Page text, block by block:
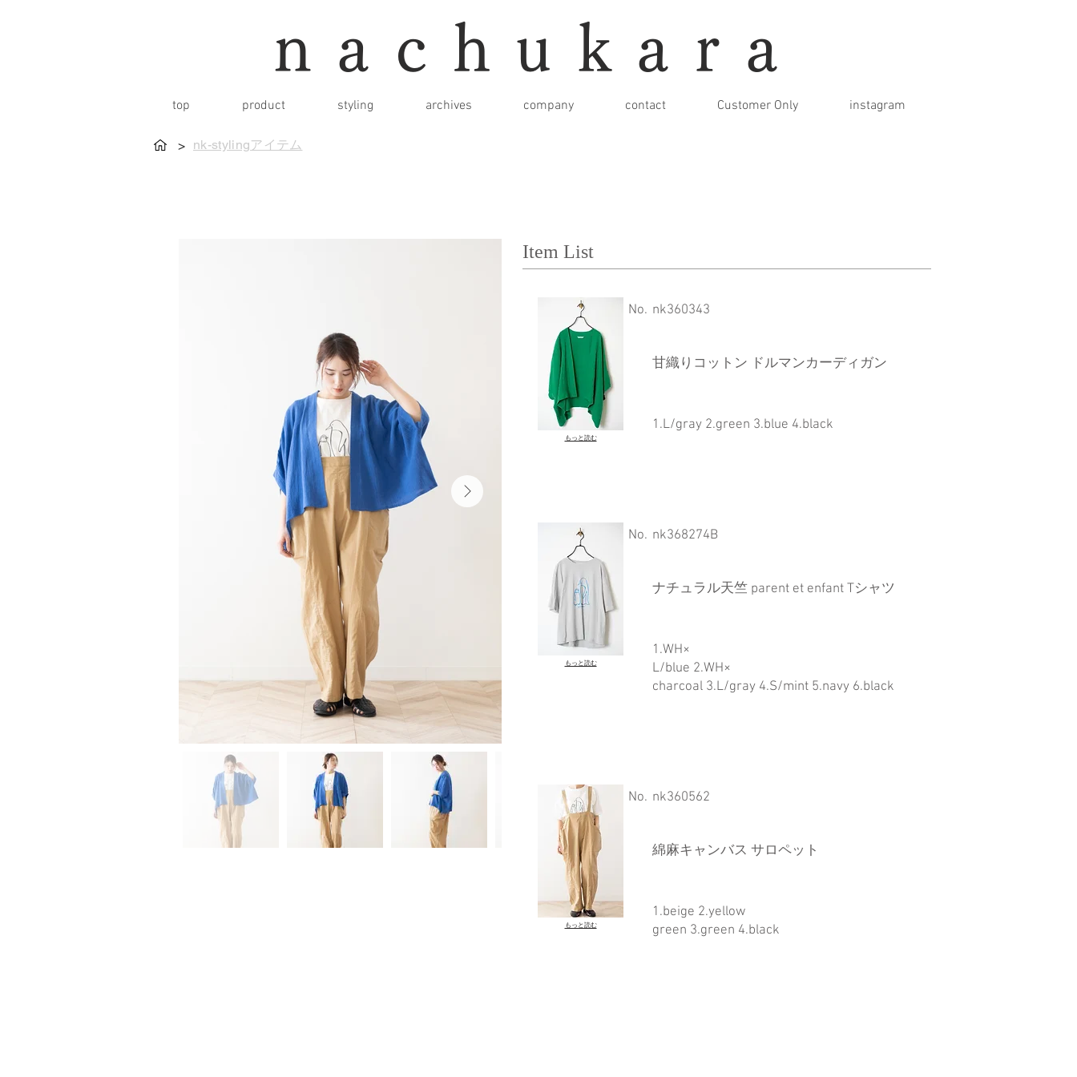
nachukara
top product styling archives company contact Customer Only instagram
> nk-stylingアイテム
Item List
もっと読む
​No. nk360343
甘織りコットン ドルマンカーディガン
1.L/gray 2.green 3.blue 4.black
もっと読む
​No. nk368274B
ナチュラル天竺 parent et enfant Tシャツ
1.WH×
L/blue 2.WH×
charcoal 3.L/gray 4.S/mint 5.navy 6.black
もっと読む
​No. nk360562
綿麻キャンバス サロペット
1.beige 2.yellow
green 3.green 4.black